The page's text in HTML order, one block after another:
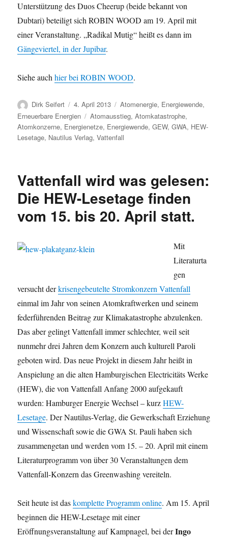
Unterstützung des Duos Cheerup (beide bekannt von
Dubtari) beteiligt sich ROBIN WOOD am 19. April mit
einer Veranstaltung. „Radikal Mutig“ heißt es dann im
Gängeviertel, in der Jupibar.
Siehe auchhier bei ROBIN WOOD.
Autor
Dirk Seifert
Veröffentlicht
am
4. April 2013 Kategorien
Atomenergie, Energiewende,
Erneuerbare Energien
Schlagwörter
Atomausstieg,Atomkatastrophe,
Atomkonzerne, Energienetze, Energiewende,GEW,GWA, HEW-
Lesetage, Nautilus Verlag,Vattenfall
Vattenfall wird was gelesen:
Die HEW-Lesetage finden
vom 15. bis 20. April statt.
Mit
Literaturta
gen
versucht derkrisengebeutelte Stromkonzern Vattenfall
einmal im Jahr von seinen Atomkraftwerken und seinem
federführenden Beitrag zur Klimakatastrophe abzulenken.
Das aber gelingt Vattenfall immer schlechter, weil seit
nunmehr drei Jahren dem Konzern auch kulturell Paroli
geboten wird. Das neue Projekt in diesem Jahr heißt in
Anspielung an die alten Hamburgischen Electricitäts Werke
(HEW), die von Vattenfall Anfang 2000 aufgekauft
wurden: Hamburger Energie Wechsel – kurzHEW-
Lesetage. Der Nautilus-Verlag, die Gewerkschaft Erziehung
und Wissenschaft sowie die GWA St. Pauli haben sich
zusammengetan und werden vom 15. – 20. April mit einem
Literaturprogramm von über 30 Veranstaltungen dem
Vattenfall-Konzern das Greenwashing vereiteln.
Seit heute ist daskomplette Programm online. Am 15. April
beginnen die HEW-Lesetage mit einer
Eröffnungsveranstaltung auf Kampnagel, bei derIngo